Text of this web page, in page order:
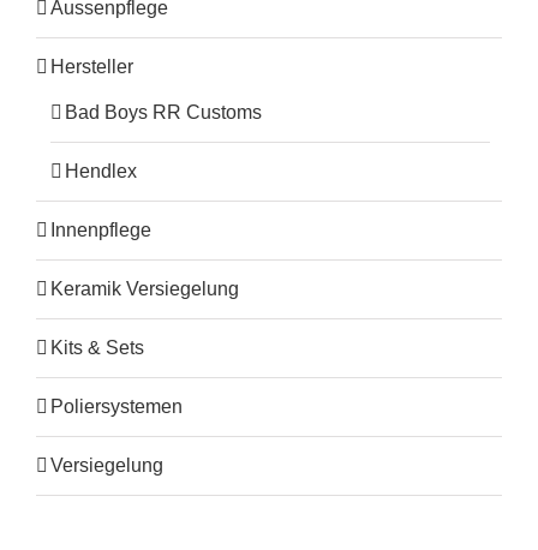
Aussenpflege
Hersteller
Bad Boys RR Customs
Hendlex
Innenpflege
Keramik Versiegelung
Kits & Sets
Poliersystemen
Versiegelung